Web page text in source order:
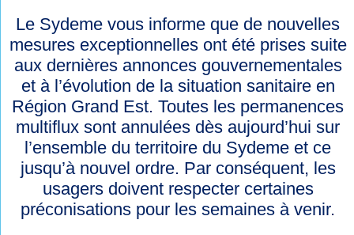
Le Sydeme vous informe que de nouvelles
mesures exceptionnelles ont été prises suite
aux dernières annonces gouvernementales
et à l’évolution de la situation sanitaire en
Région Grand Est. Toutes les permanences
multiflux sont annulées dès aujourd’hui sur
l’ensemble du territoire du Sydeme et ce
jusqu’à nouvel ordre. Par conséquent, les
usagers doivent respecter certaines
préconisations pour les semaines à venir.